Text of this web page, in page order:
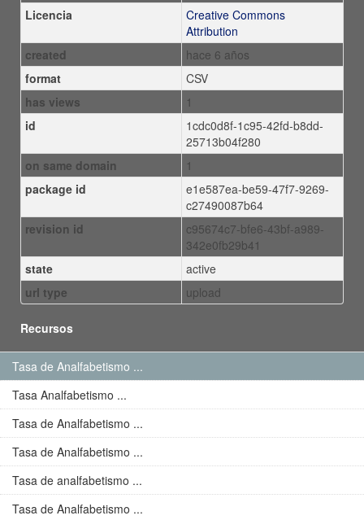
Licencia
Creative Commons
Attribution
created
hace 6 años
format
CSV
has views
1
id
1cdc0d8f-1c95-42fd-b8dd-
25713b04f280
on same domain
1
package id
e1e587ea-be59-47f7-9269-
c27490087b64
revision id
c95674c7-bfe6-43bf-a989-
342e0fb29b41
state
active
url type
upload
Recursos
Tasa de Analfabetismo ...
Tasa Analfabetismo ...
Tasa de Analfabetismo ...
Tasa de Analfabetismo ...
Tasa de analfabetismo ...
Tasa de Analfabetismo ...